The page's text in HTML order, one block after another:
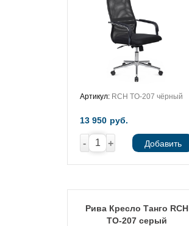
Артикул: RCH TO-207 чёрный
13 950 руб.
- + Добавить
Рива Кресло Танго RCH
TO-207 серый